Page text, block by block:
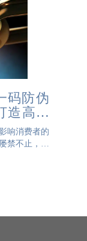
码防伪
造高端
响消费者的
禁不止，不
防伪溯源技